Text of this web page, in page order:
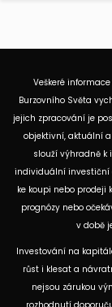
Veškeré
Burzovního Světa
jejich zpracování je
objektivní, aktuální
slouží výhradně
individuální investiční
ke koupi nebo prodeji
prognózy nebo
v době
Investování na
růst i klesat a
nejsou zárukou